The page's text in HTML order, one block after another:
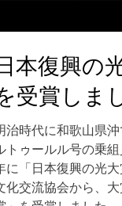
本復興の
受賞しま
治時代に和歌山県
トゥールル号の乗
に「日本復興の光
化交流協会から、